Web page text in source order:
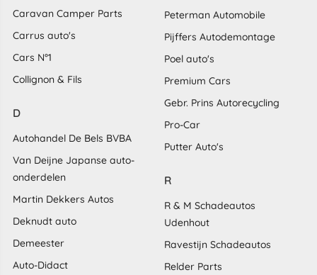
Caravan Camper Parts
Carrus auto's
Cars N°1
Collignon & Fils
D
Autohandel De Bels BVBA
Van Deijne Japanse auto-
onderdelen
Martin Dekkers Autos
Deknudt auto
Demeester
Auto-Didact
Peterman Automobile
Pijffers Autodemontage
Poel auto's
Premium Cars
Gebr. Prins Autorecycling
Pro-Car
Putter Auto's
R
R & M Schadeautos
Udenhout
Ravestijn Schadeautos
Relder Parts